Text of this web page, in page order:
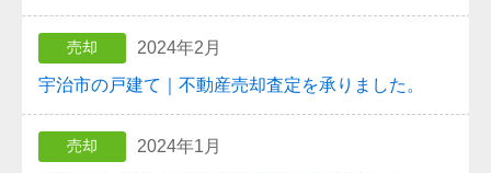
売却 2024年2月
宇治市の戸建て｜不動産売却査定を承りました。
売却 2024年1月